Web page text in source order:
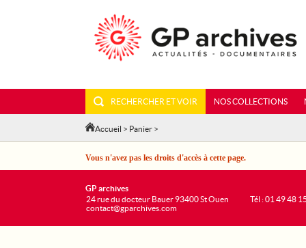
RECHERCHER ET VOIR NOS COLLECTIONS
Accueil > Panier >
Vous n'avez pas les droits d'accès à cette page.
GP archives
24 rue du docteur Bauer 93400 St Ouen
contact@gparchives.com
Tél : 01 49 48